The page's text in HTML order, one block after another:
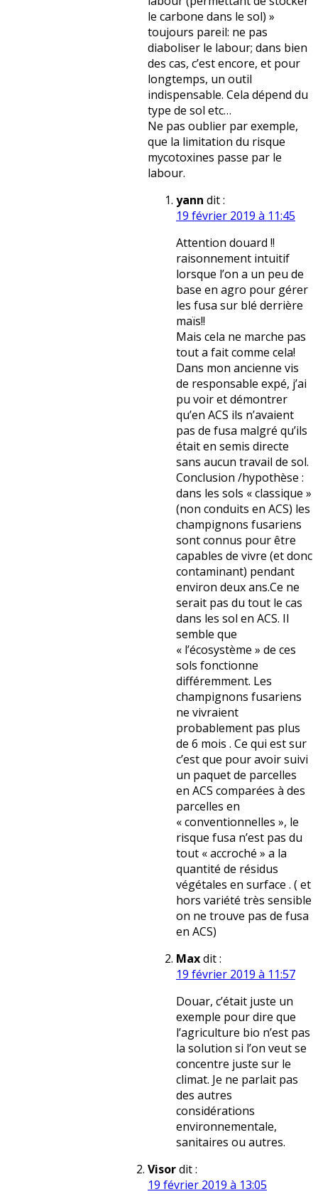
le carbone dans le sol) »
toujours pareil: ne pas
diaboliser le labour; dans bien
des cas, c’est encore, et pour
longtemps, un outil
indispensable. Cela dépend du
type de sol etc…
Ne pas oublier par exemple,
que la limitation du risque
mycotoxines passe par le
labour.
yann dit :
19 février 2019 à 11:45
Attention douard !!
raisonnement intuitif
lorsque l’on a un peu de
base en agro pour gérer
les fusa sur blé derrière
maïs!!
Mais cela ne marche pas
tout a fait comme cela!
Dans mon ancienne vis
de responsable expé, j’ai
pu voir et démontrer
qu’en ACS ils n’avaient
pas de fusa malgré qu’ils
était en semis directe
sans aucun travail de sol.
Conclusion /hypothèse :
dans les sols « classique »
(non conduits en ACS) les
champignons fusariens
sont connus pour être
capables de vivre (et donc
contaminant) pendant
environ deux ans.Ce ne
serait pas du tout le cas
dans les sol en ACS. Il
semble que
« l’écosystème » de ces
sols fonctionne
différemment. Les
champignons fusariens
ne vivraient
probablement pas plus
de 6 mois . Ce qui est sur
c’est que pour avoir suivi
un paquet de parcelles
en ACS comparées à des
parcelles en
« conventionnelles », le
risque fusa n’est pas du
tout « accroché » a la
quantité de résidus
végétales en surface . ( et
hors variété très sensible
on ne trouve pas de fusa
en ACS)
Maxdit :
19 février 2019 à 11:57
Douar, c’était juste un
exemple pour dire que
l’agriculture bio n’est pas
la solution si l’on veut se
concentre juste sur le
climat. Je ne parlait pas
des autres
considérations
environnementale,
sanitaires ou autres.
Visordit :
19 février 2019 à 13:05